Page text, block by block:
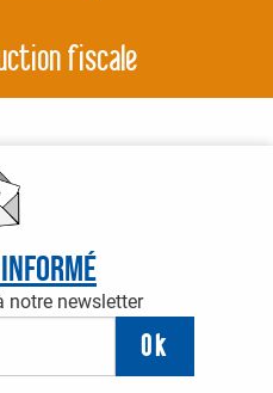
fiscale
notre newsletter